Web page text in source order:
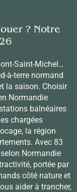
? Notre
Saint-Michel…
à-terre normand
la saison. Choisir
Normandie
balnéaires
chargées
la région
Avec 83
Normandie
portée par
côté nature et
aider à trancher,